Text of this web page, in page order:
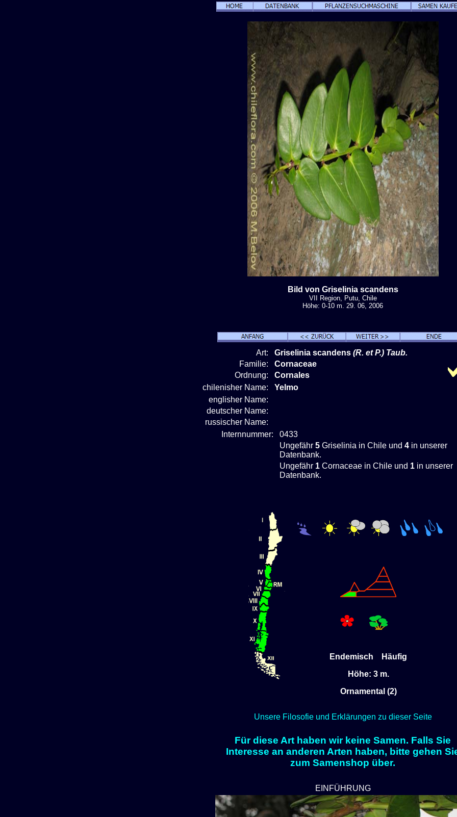
Bild von Griselinia scandens
VII Region, Putu, Chile
Höhe: 0-10 m. 29. 06, 2006
Art: Griselinia scandens (R. et P.) Taub.
Familie:
Cornaceae
Ordnung:
Cornales
chilenisher Name:
Yelmo
englisher Name:
deutscher Name:
russischer Name:
Internnummer:
0433
Ungefähr 5 Griselinia in Chile und 4 in unserer
Datenbank.
Ungefähr 1 Cornaceae in Chile und 1 in unserer
Datenbank.
Endemisch Häufig
Höhe: 3 m.
Ornamental (2)
Unsere Filosofie und Erklärungen zu dieser Seite
Für diese Art haben wir keine Samen. Falls Sie
Interesse an anderen Arten haben, bitte gehen
zum Samenshop über.
EINFÜHRUNG